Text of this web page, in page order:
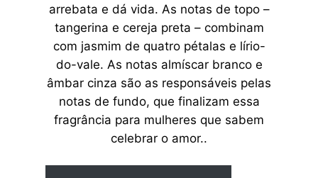
arrebata e dá vida. As notas de topo –
tangerina e cereja preta – combinam
com jasmim de quatro pétalas e lírio-
do-vale. As notas almíscar branco e
âmbar cinza são as responsáveis pelas
notas de fundo, que finalizam essa
fragrância para mulheres que sabem
celebrar o amor..